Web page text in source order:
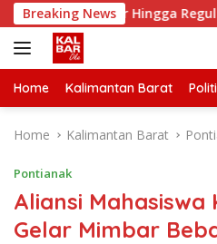
Skip
to
content
Breaking NewsHingga Regulasi
Home Kalimantan Barat
Home Kalimantan Barat
Pontianak
Aliansi Mahasiswa
Gelar Mimbar